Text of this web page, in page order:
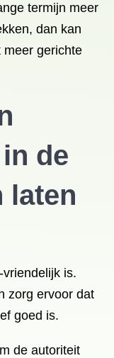
termijn meer
dan kan
meer gerichte
de
laten
is.
zorg ervoor dat
goed is.
de autoriteit